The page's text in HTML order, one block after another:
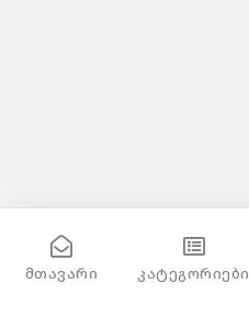
მთავარი კატეგორიები